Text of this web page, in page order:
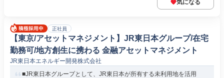
気になる
正社員
【東京/アセットマネジメント】JR東日本グループ/在宅
勤務可/地方創生に携わる 金融アセットマネジメント
JR東日本エネルギー開発株式会社
■JR東日本グループとして、JR東日本が所有する未利用地を活用